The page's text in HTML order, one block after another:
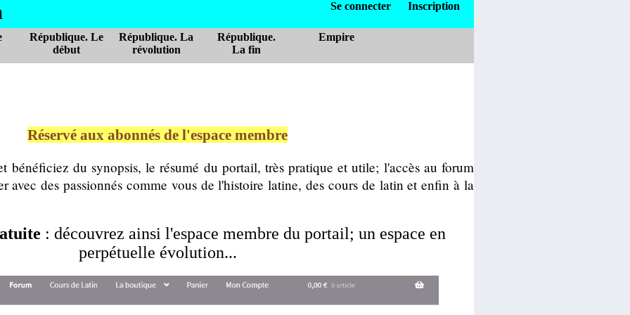
Se connecter Inscription
République. Le
début
République. La
révolution
République.
La fin
Empire
Réservé aux abonnés de l'espace membre
bénéficiez du synopsis, le résumé du portail, très pratique et utile; l'accès au forum
avec des passionnés comme vous de l'histoire latine, des cours de latin et enfin à la
: découvrez ainsi l'espace membre du portail; un espace en
perpétuelle évolution...